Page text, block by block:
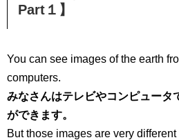
Part１】
You can see images of the earth
computers.
みなさんはテレビやコンピュータ
ができます。
But those images are very